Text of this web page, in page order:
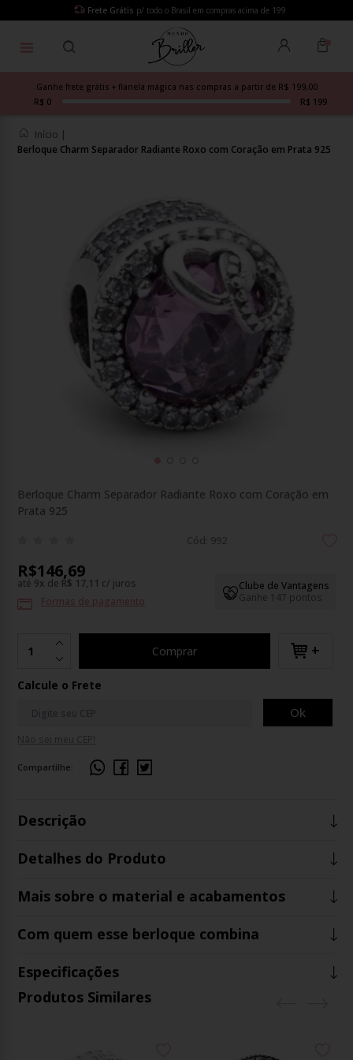
Frete Grátis p/ todo o Brasil em compras acima de 199
Ganhe frete grátis + flanela mágica nas compras a partir de R$ 199,00
R$ 0
R$ 199
Início |
Berloque Charm Separador Radiante Roxo com Coração em Prata 925
Berloque Charm Separador Radiante Roxo com Coração em
Prata 925
Cód: 992
Clube de Vantagens
Ganhe 147 pontos
R$146,69
até 9x de R$ 17,11 c/ juros
Formas de pagamento
Comprar +
Calcule o Frete
Ok
Compartilhe:
Descrição
Detalhes do Produto
Mais sobre o material e acabamentos
Com quem esse berloque combina
Especificações
Produtos Similares